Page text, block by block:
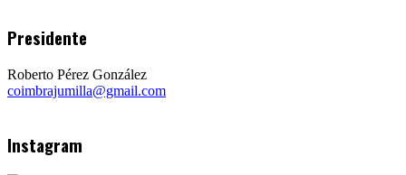
Presidente
Roberto Pérez González
coimbrajumilla@gmail.com
Instagram